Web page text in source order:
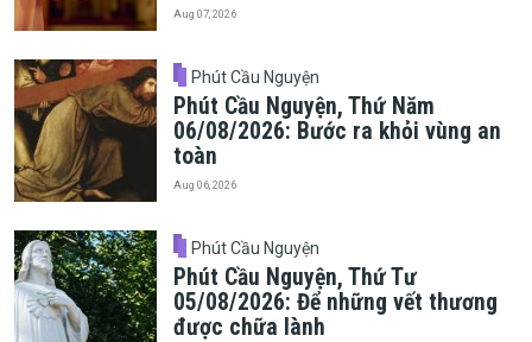
Aug 07, 2026
Phút Cầu Nguyện
Phút Cầu Nguyện, Thứ Năm
06/08/2026: Bước ra khỏi vùng an
toàn
Aug 06, 2026
Phút Cầu Nguyện
Phút Cầu Nguyện, Thứ Tư
05/08/2026: Để những vết thương
được chữa lành